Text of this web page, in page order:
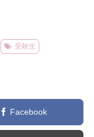
受験生
Facebook